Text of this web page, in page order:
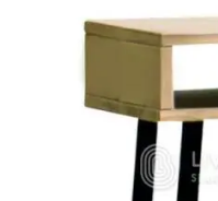
afbeeldingen-